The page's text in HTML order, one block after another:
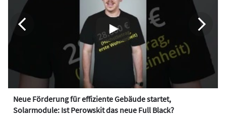
Neue Förderung für effiziente Gebäude startet,
Solarmodule: Ist Perowskit das neue Full Black?